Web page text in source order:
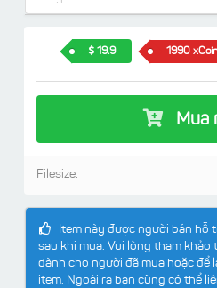
19.9 1990
Mua
Filesize:
Item này được người bán hỗ
sau khi mua. Vui lòng tham khảo
dành cho người đã mua hoặc để
item. Ngoài ra bạn cũng có thể